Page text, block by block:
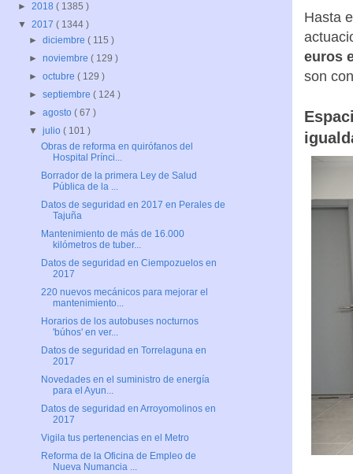
Hasta
euros
son
► 2018 ( 1385 )
▼ 2017 ( 1344 )
►diciembre( 115 )
►noviembre( 129 )
►octubre( 129 )
►septiembre( 124 )
►agosto( 67 )
▼julio( 101 )
Obras de reforma en quirófanos del
Hospital Prínci...
Borrador de la primera Ley de Salud
Pública de la ...
Datos de seguridad en 2017 en Perales de
Tajuña
Mantenimiento de más de 16.000
kilómetros de tuber...
Datos de seguridad en Ciempozuelos en
2017
220 nuevos mecánicos para mejorar el
mantenimiento...
Horarios de los autobuses nocturnos
'búhos' en ver...
Datos de seguridad en Torrelaguna en
2017
Novedades en el suministro de energía
para el Ayun...
Datos de seguridad en Arroyomolinos en
2017
Vigila tus pertenencias en el Metro
Reforma de la Oficina de Empleo de
Nueva Numancia ...